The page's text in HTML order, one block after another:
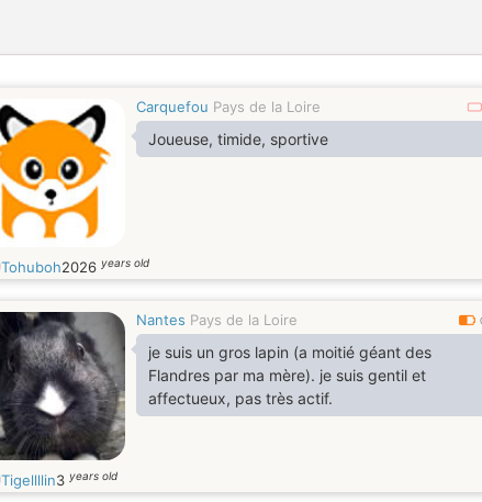
Carquefou Pays de la Loire
Joueuse, timide, sportive
Tohuboh2026 years old
Nantes Pays de la Loire
je suis un gros lapin (a moitié géant des
Flandres par ma mère). je suis gentil et
affectueux, pas très actif.
Tigellllin3 years old